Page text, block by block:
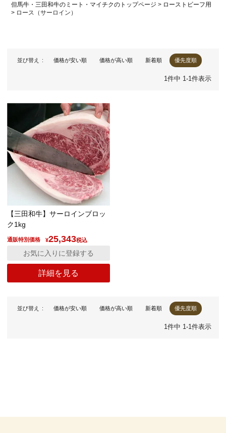
但馬牛・三田和牛のミート・マイチクのトップページ
ローストビーフ用
ロース（サーロイン）
並び替え 価格が安い順 価格が高い順 新着順 優先度順
1件中 1-1件表示
【三田和牛】サーロインブロッ
ク1kg
通販特別価格 ¥25,343税込
詳細を見る
お気に入りに登録する
並び替え 価格が安い順 価格が高い順 新着順 優先度順
1件中 1-1件表示